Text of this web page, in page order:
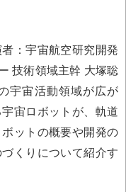
：宇宙航空研究開発
技術領域主幹 大塚聡
宇宙活動領域が広が
宙ロボットが、軌道
ットの概要や開発の
くりについて紹介す